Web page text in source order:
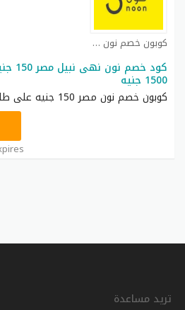
كوبون خصم نون مصر كوبون
كود
1500 جنيه
كوبون خصم نون مصر 150 جنيه على طلبيات فوق 1500
تريد مساعدة